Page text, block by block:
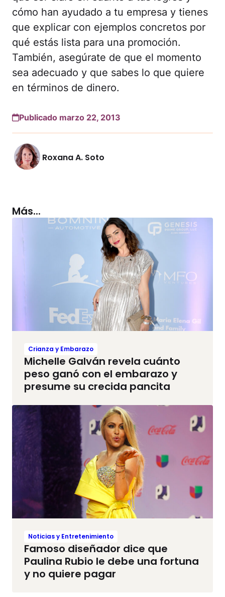
cómo han ayudado a tu empresa y tienes
que explicar con ejemplos concretos por
qué estás lista para una promoción.
También, asegúrate de que el momento
sea adecuado y que sabes lo que quiere
en términos de dinero.
Publicado marzo 22, 2013
Roxana A. Soto
Más...
Crianza y Embarazo
Michelle Galván revela cuánto
peso ganó con el embarazo y
presume su crecida pancita
Noticias y Entretenimiento
Famoso diseñador dice que
Paulina Rubio le debe una fortuna
y no quiere pagar